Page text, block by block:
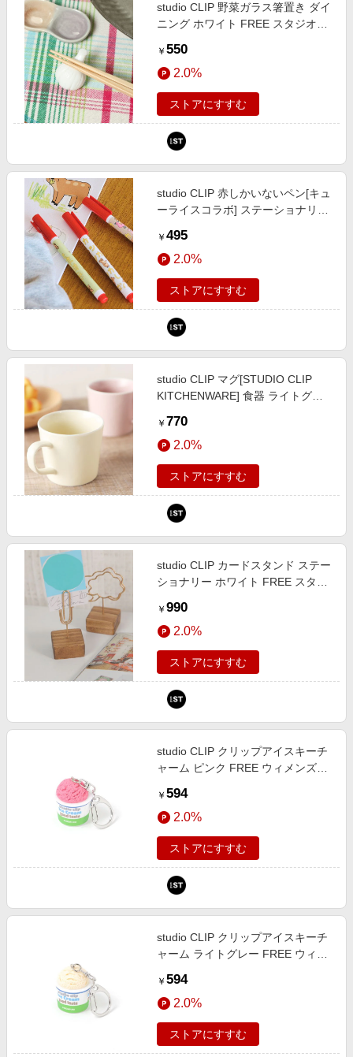
studio CLIP 野菜ガラス箸置き ダイ
ニング ホワイト FREE スタジオク
ティ（旧ドットエスティ）
￥ 550
2.0%
ストアにすすむ
studio CLIP 赤しかいないペン[キュ
ーライスコラボ] ステーショナリー
574854 and ST アンドエスティ
（旧ドットエスティ）
￥ 495
2.0%
ストアにすすむ
studio CLIP マグ[STUDIO CLIP
KITCHENWARE] 食器 ライトグレ
and ST アンドエスティ（旧ドット
エスティ）
￥ 770
2.0%
ストアにすすむ
studio CLIP カードスタンド ステー
ショナリー ホワイト FREE スタジ
エスティ（旧ドットエスティ）
￥ 990
2.0%
ストアにすすむ
studio CLIP クリップアイスキーチ
ャーム ピンク FREE ウィメンズグ
ST アンドエスティ（旧ドットエス
ティ）
￥ 594
2.0%
ストアにすすむ
studio CLIP クリップアイスキーチ
ャーム ライトグレー FREE ウィメ
650256 and ST アンドエスティ
（旧ドットエスティ）
￥ 594
2.0%
ストアにすすむ